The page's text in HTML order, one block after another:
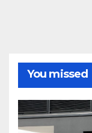
You missed